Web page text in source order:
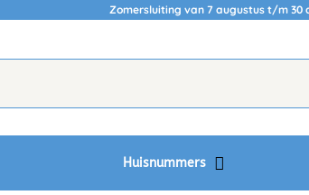
Zomersluiting van 7 augustus t/m 30
Huisnummers